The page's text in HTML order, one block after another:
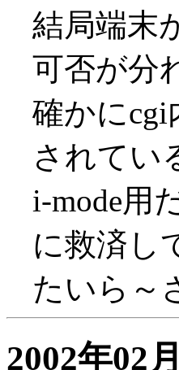
結局端末
可否が分
確かにcgi
されてい
i-mode用
に救済し
たいら～
2002年02